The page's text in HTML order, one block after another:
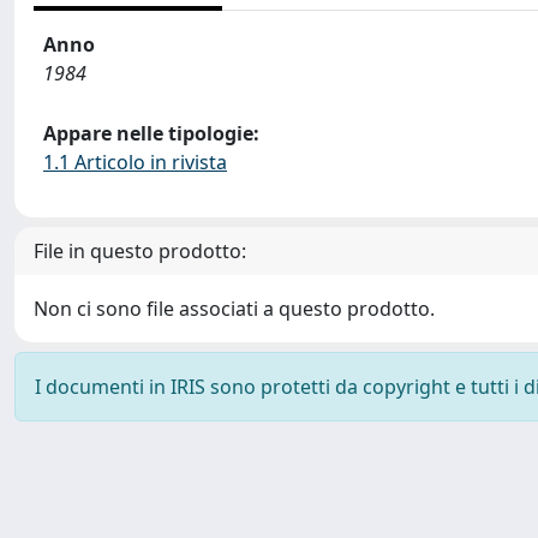
Anno
1984
Appare nelle tipologie:
1.1 Articolo in rivista
File in questo prodotto:
Non ci sono file associati a questo prodotto.
I documenti in IRIS sono protetti da copyright e tutti i